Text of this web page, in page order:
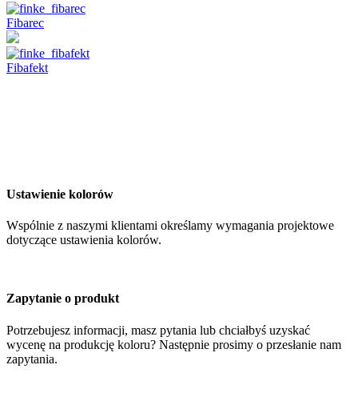
Fibarec
Fibafekt
Ustawienie kolorów
Wspólnie z naszymi klientami określamy wymagania projektowe
dotyczące ustawienia kolorów.
Zapytanie o produkt
Potrzebujesz informacji, masz pytania lub chciałbyś uzyskać
wycenę na produkcję koloru? Następnie prosimy o przesłanie nam
zapytania.